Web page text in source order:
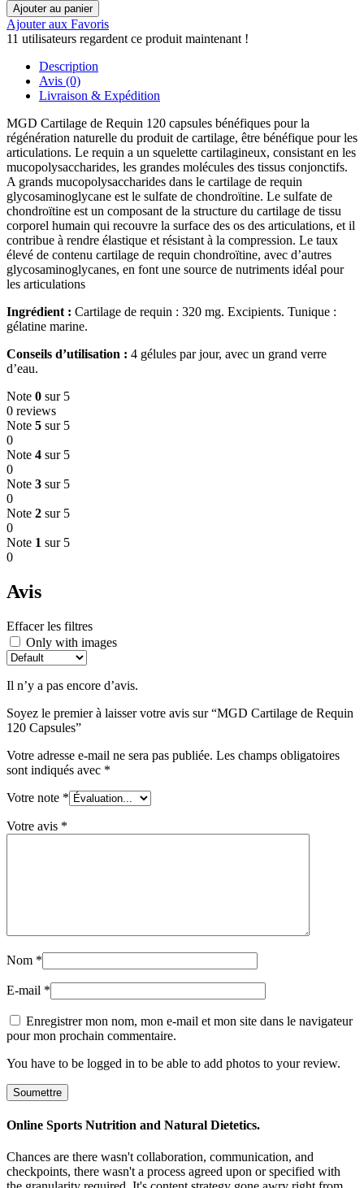
Ajouter au panier
Ajouter aux Favoris
11 utilisateurs regardent ce produit maintenant !
Description
Avis (0)
Livraison & Expédition
MGD Cartilage de Requin 120 capsules bénéfiques pour la
régénération naturelle du produit de cartilage, être bénéfique pour les
articulations. Le requin a un squelette cartilagineux, consistant en les
mucopolysaccharides, les grandes molécules des tissus conjonctifs.
A grands mucopolysaccharides dans le cartilage de requin
glycosaminoglycane est le sulfate de chondroïtine. Le sulfate de
chondroïtine est un composant de la structure du cartilage de tissu
corporel humain qui recouvre la surface des os des articulations, et il
contribue à rendre élastique et résistant à la compression. Le taux
élevé de contenu cartilage de requin chondroïtine, avec d’autres
glycosaminoglycanes, en font une source de nutriments idéal pour
les articulations
Ingrédient : Cartilage de requin : 320 mg. Excipients. Tunique :
gélatine marine.
Conseils d’utilisation : 4 gélules par jour, avec un grand verre
d’eau.
Note 0 sur 5
0 reviews
Note 5 sur 5
0
Note 4 sur 5
0
Note 3 sur 5
0
Note 2 sur 5
0
Note 1 sur 5
0
Avis
Effacer les filtres
Only with images
Il n’y a pas encore d’avis.
Soyez le premier à laisser votre avis sur “MGD Cartilage de Requin
120 Capsules”
Votre adresse e-mail ne sera pas publiée. Les champs obligatoires
sont indiqués avec *
Votre note *
Votre avis *
Nom *
E-mail *
Enregistrer mon nom, mon e-mail et mon site dans le navigateur
pour mon prochain commentaire.
You have to be logged in to be able to add photos to your review.
Online Sports Nutrition and Natural Dietetics.
Chances are there wasn't collaboration, communication, and
checkpoints, there wasn't a process agreed upon or specified with